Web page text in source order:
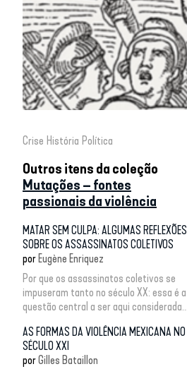
Crise História Política
Outros itens da coleção
Mutações – fontes
passionais da violência
MATAR SEM CULPA: ALGUMAS REFLEXÕES
SOBRE OS ASSASSINATOS COLETIVOS
por Eugène Enriquez
Por que os assassinatos coletivos se
impuseram tanto no século XX: essa é a
questão central a ser aqui considerada....
AS FORMAS DA VIOLÊNCIA MEXICANA NO
SÉCULO XXI
porGilles Bataillon